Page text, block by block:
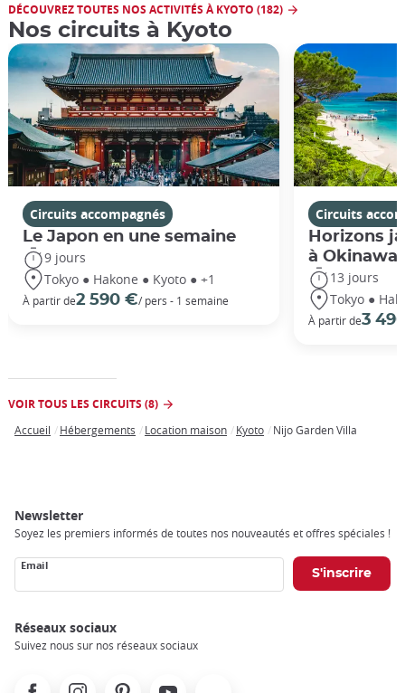
DÉCOUVREZ TOUTES NOS ACTIVITÉS À KYOTO (182)
Nos circuits à Kyoto
Circuits accompagnés
Le Japon en une semaine
9 jours
Tokyo ● Hakone ● Kyoto ● +1
À partir de2 590 €/ pers - 1 semaine
Circuits
Horizons
à Okinawa
13 jours
Tokyo ●
À partir de3
VOIR TOUS LES CIRCUITS (8)
Accueil Hébergements Location maison Kyoto Nijo Garden Villa
Newsletter
Soyez les premiers informés de toutes nos nouveautés et offres spéciales !
Email
Réseaux sociaux
Suivez nous sur nos réseaux sociaux
FacebookInstagramPinterest Youtube